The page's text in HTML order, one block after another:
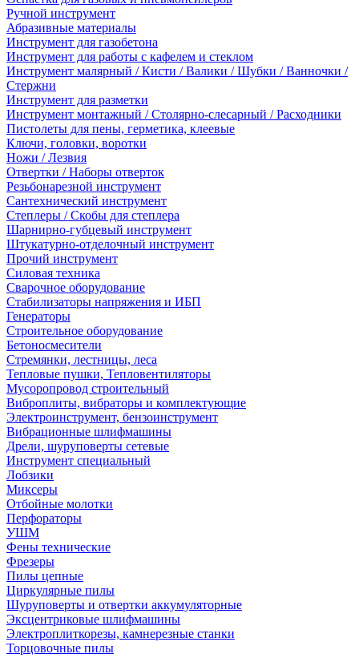
Ручной инструмент
Абразивные материалы
Инструмент для газобетона
Инструмент для работы с кафелем и стеклом
Инструмент малярный / Кисти / Валики / Шубки / Ванночки /
Стержни
Инструмент для разметки
Инструмент монтажный / Столярно-слесарный / Расходники
Пистолеты для пены, герметика, клеевые
Ключи, головки, воротки
Ножи / Лезвия
Отвертки / Наборы отверток
Резьбонарезной инструмент
Сантехнический инструмент
Степлеры / Скобы для степлера
Шарнирно-губцевый инструмент
Штукатурно-отделочный инструмент
Прочий инструмент
Силовая техника
Сварочное оборудование
Стабилизаторы напряжения и ИБП
Генераторы
Строительное оборудование
Бетоносмесители
Стремянки, лестницы, леса
Тепловые пушки, Тепловентиляторы
Мусоропровод строительный
Виброплиты, вибраторы и комплектующие
Электроинструмент, бензоинструмент
Вибрационные шлифмашины
Дрели, шуруповерты сетевые
Инструмент специальный
Лобзики
Миксеры
Отбойные молотки
Перфораторы
УШМ
Фены технические
Фрезеры
Пилы цепные
Циркулярные пилы
Шуруповерты и отвертки аккумуляторные
Эксцентриковые шлифмашины
Электроплиткорезы, камнерезные станки
Торцовочные пилы